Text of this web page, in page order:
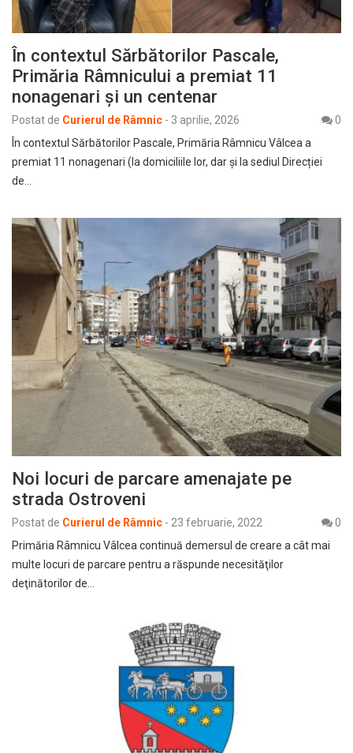
În contextul Sărbătorilor Pascale,
Primăria Râmnicului a premiat 11
nonagenari și un centenar
Postat de Curierul de Râmnic - 3 aprilie, 2026
0
În contextul Sărbătorilor Pascale, Primăria Râmnicu Vâlcea a
premiat 11 nonagenari (la domiciliile lor, dar și la sediul Direcției
de…
Noi locuri de parcare amenajate pe
strada Ostroveni
Postat de Curierul de Râmnic - 23 februarie, 2022
0
Primăria Râmnicu Vâlcea continuă demersul de creare a cât mai
multe locuri de parcare pentru a răspunde necesităţilor
deţinătorilor de…